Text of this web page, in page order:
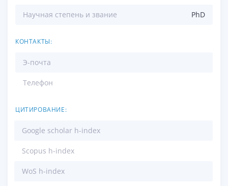
Научная степень и звание PhD
КОНТАКТЫ:
Э-почта
Телефон
ЦИТИРОВАНИЕ:
Google scholar h-index
Scopus h-index
WoS h-index